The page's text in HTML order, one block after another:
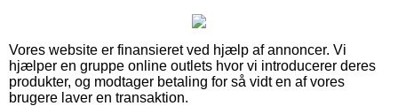
Vores website er finansieret ved hjælp af annoncer. Vi
hjælper en gruppe online outlets hvor vi introducerer deres
produkter, og modtager betaling for så vidt en af vores
brugere laver en transaktion.